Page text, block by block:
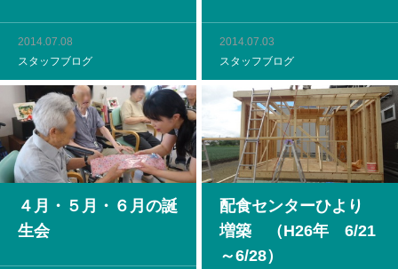
2014.07.08
スタッフブログ
2014.07.03
スタッフブログ
４月・５月・６月の誕
生会
配食センターひより
増築 （H26年 6/21
～6/28）